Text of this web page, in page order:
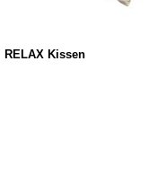
RELAX Kissen